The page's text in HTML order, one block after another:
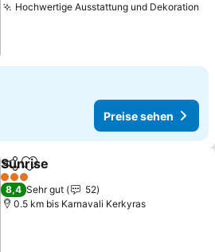
Hochwertige Ausstattung und Dekoration
Preise sehen
TeilenZu Favoriten hinzufügen
Sunrise
3 Sterne
8,4 Sehr gut
52
0.5 km bis Karnavali Kerkyras